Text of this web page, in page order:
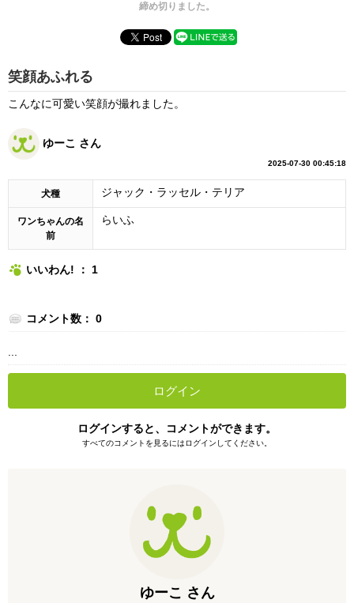
締め切りました。
笑顔あふれる
こんなに可愛い笑顔が撮れました。
ゆーこ さん
2025-07-30 00:45:18
犬種 ジャック・ラッセル・テリア
ワンちゃんの名
前
らいふ
いいわん! ： 1
コメント数： 0
ログイン
ログインすると、コメントができます。
すべてのコメントを見るにはログインしてください。
ゆーこ さん